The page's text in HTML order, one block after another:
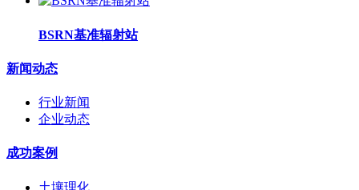
BSRN基准辐射站
新闻动态
行业新闻
企业动态
成功案例
土壤理化